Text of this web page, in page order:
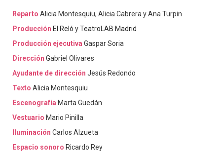
RepartoAlicia Montesquiu, Alicia Cabrera y Ana Turpin
Producción El Reló yTeatroLAB Madrid
Producción ejecutivaGaspar Soria
DirecciónGabriel Olivares
Ayudante de direcciónJesús Redondo
TextoAlicia Montesquiu
Escenografía Marta Guedán
Vestuario Mario Pinilla
IluminaciónCarlos Alzueta
Espacio sonoro Ricardo Rey